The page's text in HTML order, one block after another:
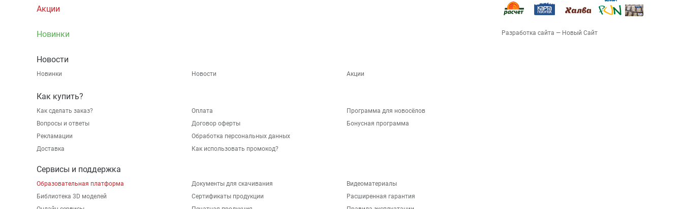
Акции
Новинки
Новости
Новинки Новости Акции
Как купить?
Как сделать заказ?
Вопросы и ответы
Рекламации
Доставка
Оплата
Договор оферты
Обработка персональных данных
Как использовать промокод?
Программа для новосёлов
Бонусная программа
Сервисы и поддержка
Образовательная платформа
Библиотека 3D моделей
Документы для скачивания
Сертификаты продукции
Видеоматериалы
Расширенная гарантия
Разработка сайта — Новый Сайт